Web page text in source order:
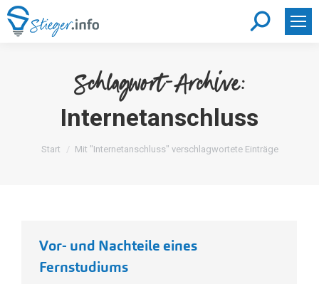
Search:
Schlagwort-Archive:
Internetanschluss
Sie befinden sich hier:
Start Mit "Internetanschluss" verschlagwortete Einträge
Vor- und Nachteile eines
Fernstudiums